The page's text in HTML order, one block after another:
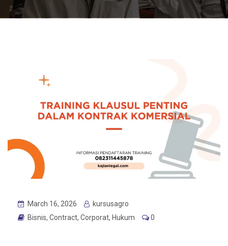
March 16, 2026
kursusagro
Bisnis, Contract, Corporat, Hukum 0